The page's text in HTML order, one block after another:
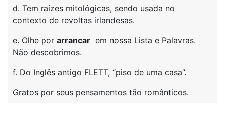
d. Tem raízes mitológicas, sendo usada no
contexto de revoltas irlandesas.
e. Olhe por arrancar em nossa Lista e Palavras.
Não descobrimos.
f. Do Inglês antigo FLETT, “piso de uma casa”.
Gratos por seus pensamentos tão românticos.